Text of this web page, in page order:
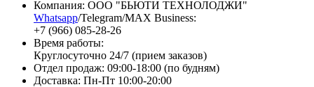
Компания: ООО "БЬЮТИ ТЕХНОЛОДЖИ"
Whatsapp/Telegram/MAX Business:
+7 (966) 085-28-26
Время работы:
Круглосуточно 24/7 (прием заказов)
Отдел продаж: 09:00-18:00 (по будням)
Доставка: Пн-Пт 10:00-20:00